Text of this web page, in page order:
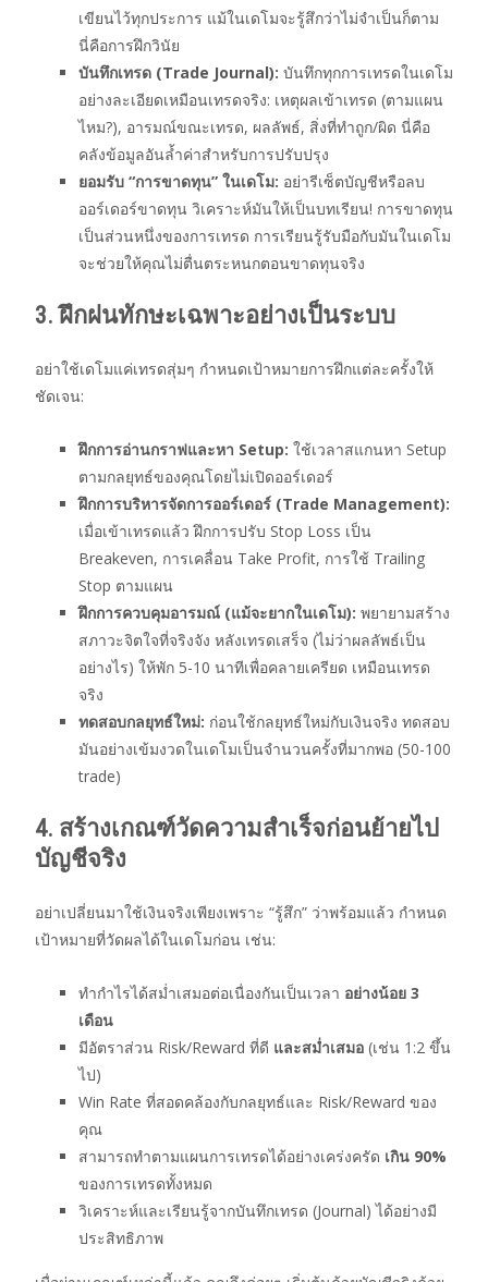
เขียนไว้ทุกประการ แม้ในเดโมจะรู้สึกว่าไม่จำเป็นก็ตาม
นี่คือการฝึกวินัย
บันทึกเทรด (Trade Journal): บันทึกทุกการเทรดในเดโม
อย่างละเอียดเหมือนเทรดจริง: เหตุผลเข้าเทรด (ตามแผน
ไหม?), อารมณ์ขณะเทรด, ผลลัพธ์, สิ่งที่ทำถูก/ผิด นี่คือ
คลังข้อมูลอันล้ำค่าสำหรับการปรับปรุง
ยอมรับ “การขาดทุน” ในเดโม: อย่ารีเซ็ตบัญชีหรือลบ
ออร์เดอร์ขาดทุน วิเคราะห์มันให้เป็นบทเรียน! การขาดทุน
เป็นส่วนหนึ่งของการเทรด การเรียนรู้รับมือกับมันในเดโม
จะช่วยให้คุณไม่ตื่นตระหนกตอนขาดทุนจริง
3. ฝึกฝนทักษะเฉพาะอย่างเป็นระบบ
อย่าใช้เดโมแค่เทรดสุ่มๆ กำหนดเป้าหมายการฝึกแต่ละครั้งให้
ชัดเจน:
ฝึกการอ่านกราฟและหา Setup: ใช้เวลาสแกนหา Setup
ตามกลยุทธ์ของคุณโดยไม่เปิดออร์เดอร์
ฝึกการบริหารจัดการออร์เดอร์ (Trade Management):
เมื่อเข้าเทรดแล้ว ฝึกการปรับ Stop Loss เป็น
Breakeven, การเคลื่อน Take Profit, การใช้ Trailing
Stop ตามแผน
ฝึกการควบคุมอารมณ์ (แม้จะยากในเดโม): พยายามสร้าง
สภาวะจิตใจที่จริงจัง หลังเทรดเสร็จ (ไม่ว่าผลลัพธ์เป็น
อย่างไร) ให้พัก 5-10 นาทีเพื่อคลายเครียด เหมือนเทรด
จริง
ทดสอบกลยุทธ์ใหม่: ก่อนใช้กลยุทธ์ใหม่กับเงินจริง ทดสอบ
มันอย่างเข้มงวดในเดโมเป็นจำนวนครั้งที่มากพอ (50-100
trade)
4. สร้างเกณฑ์วัดความสำเร็จก่อนย้ายไป
บัญชีจริง
อย่าเปลี่ยนมาใช้เงินจริงเพียงเพราะ “รู้สึก” ว่าพร้อมแล้ว กำหนด
เป้าหมายที่วัดผลได้ในเดโมก่อน เช่น:
ทำกำไรได้สม่ำเสมอต่อเนื่องกันเป็นเวลา อย่างน้อย 3
เดือน
มีอัตราส่วน Risk/Reward ที่ดี และสม่ำเสมอ (เช่น 1:2 ขึ้น
ไป)
Win Rate ที่สอดคล้องกับกลยุทธ์และ Risk/Reward ของ
คุณ
สามารถทำตามแผนการเทรดได้อย่างเคร่งครัด เกิน 90%
ของการเทรดทั้งหมด
วิเคราะห์และเรียนรู้จากบันทึกเทรด (Journal) ได้อย่างมี
ประสิทธิภาพ